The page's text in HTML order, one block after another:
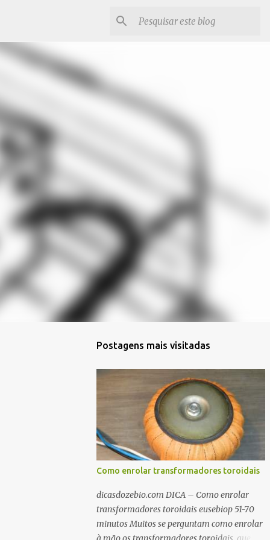
Postagens mais visitadas
Como enrolar transformadores toroidais
dicasdozebio.com DICA – Como enrolar
transformadores toroidais eusebiop 51-70
minutos Muitos se perguntam como enrolar